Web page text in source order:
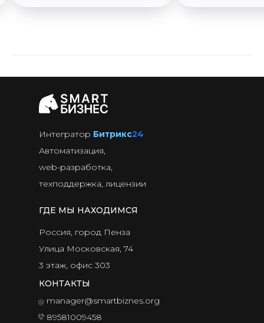
Интегратор Битрикс24
Автоматизация,
web-разработка,
техподдержка, лицензии
Россия, город Пенза
Улица Московская, 74
3 этаж, офис 303
manager@smartbiznes.org
89581009458
ГДЕ МЫ НАХОДИМСЯ
КОНТАКТЫ